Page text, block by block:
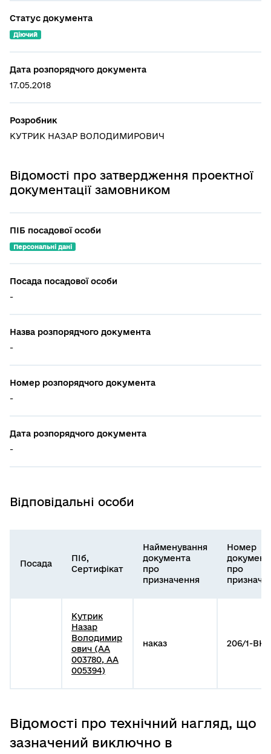
Статус документа
Діючий
Дата розпорядчого документа
17.05.2018
Розробник
КУТРИК НАЗАР ВОЛОДИМИРОВИЧ
Відомості про затвердження проектної
документації замовником
ПІБ посадової особи
Персональні дані
Посада посадової особи
-
Назва розпорядчого документа
-
Номер розпорядчого документа
-
Дата розпорядчого документа
-
Відповідальні особи
Посада
ПІб,
Сертифікат
Найменування
документа
про
призначення
Номер
про
Кутрик
Назар
Володимир
ович (АА
003780, АА
005394)
наказ 206/1-ВК
Відомості про технічний нагляд, що
зазначений виключно в